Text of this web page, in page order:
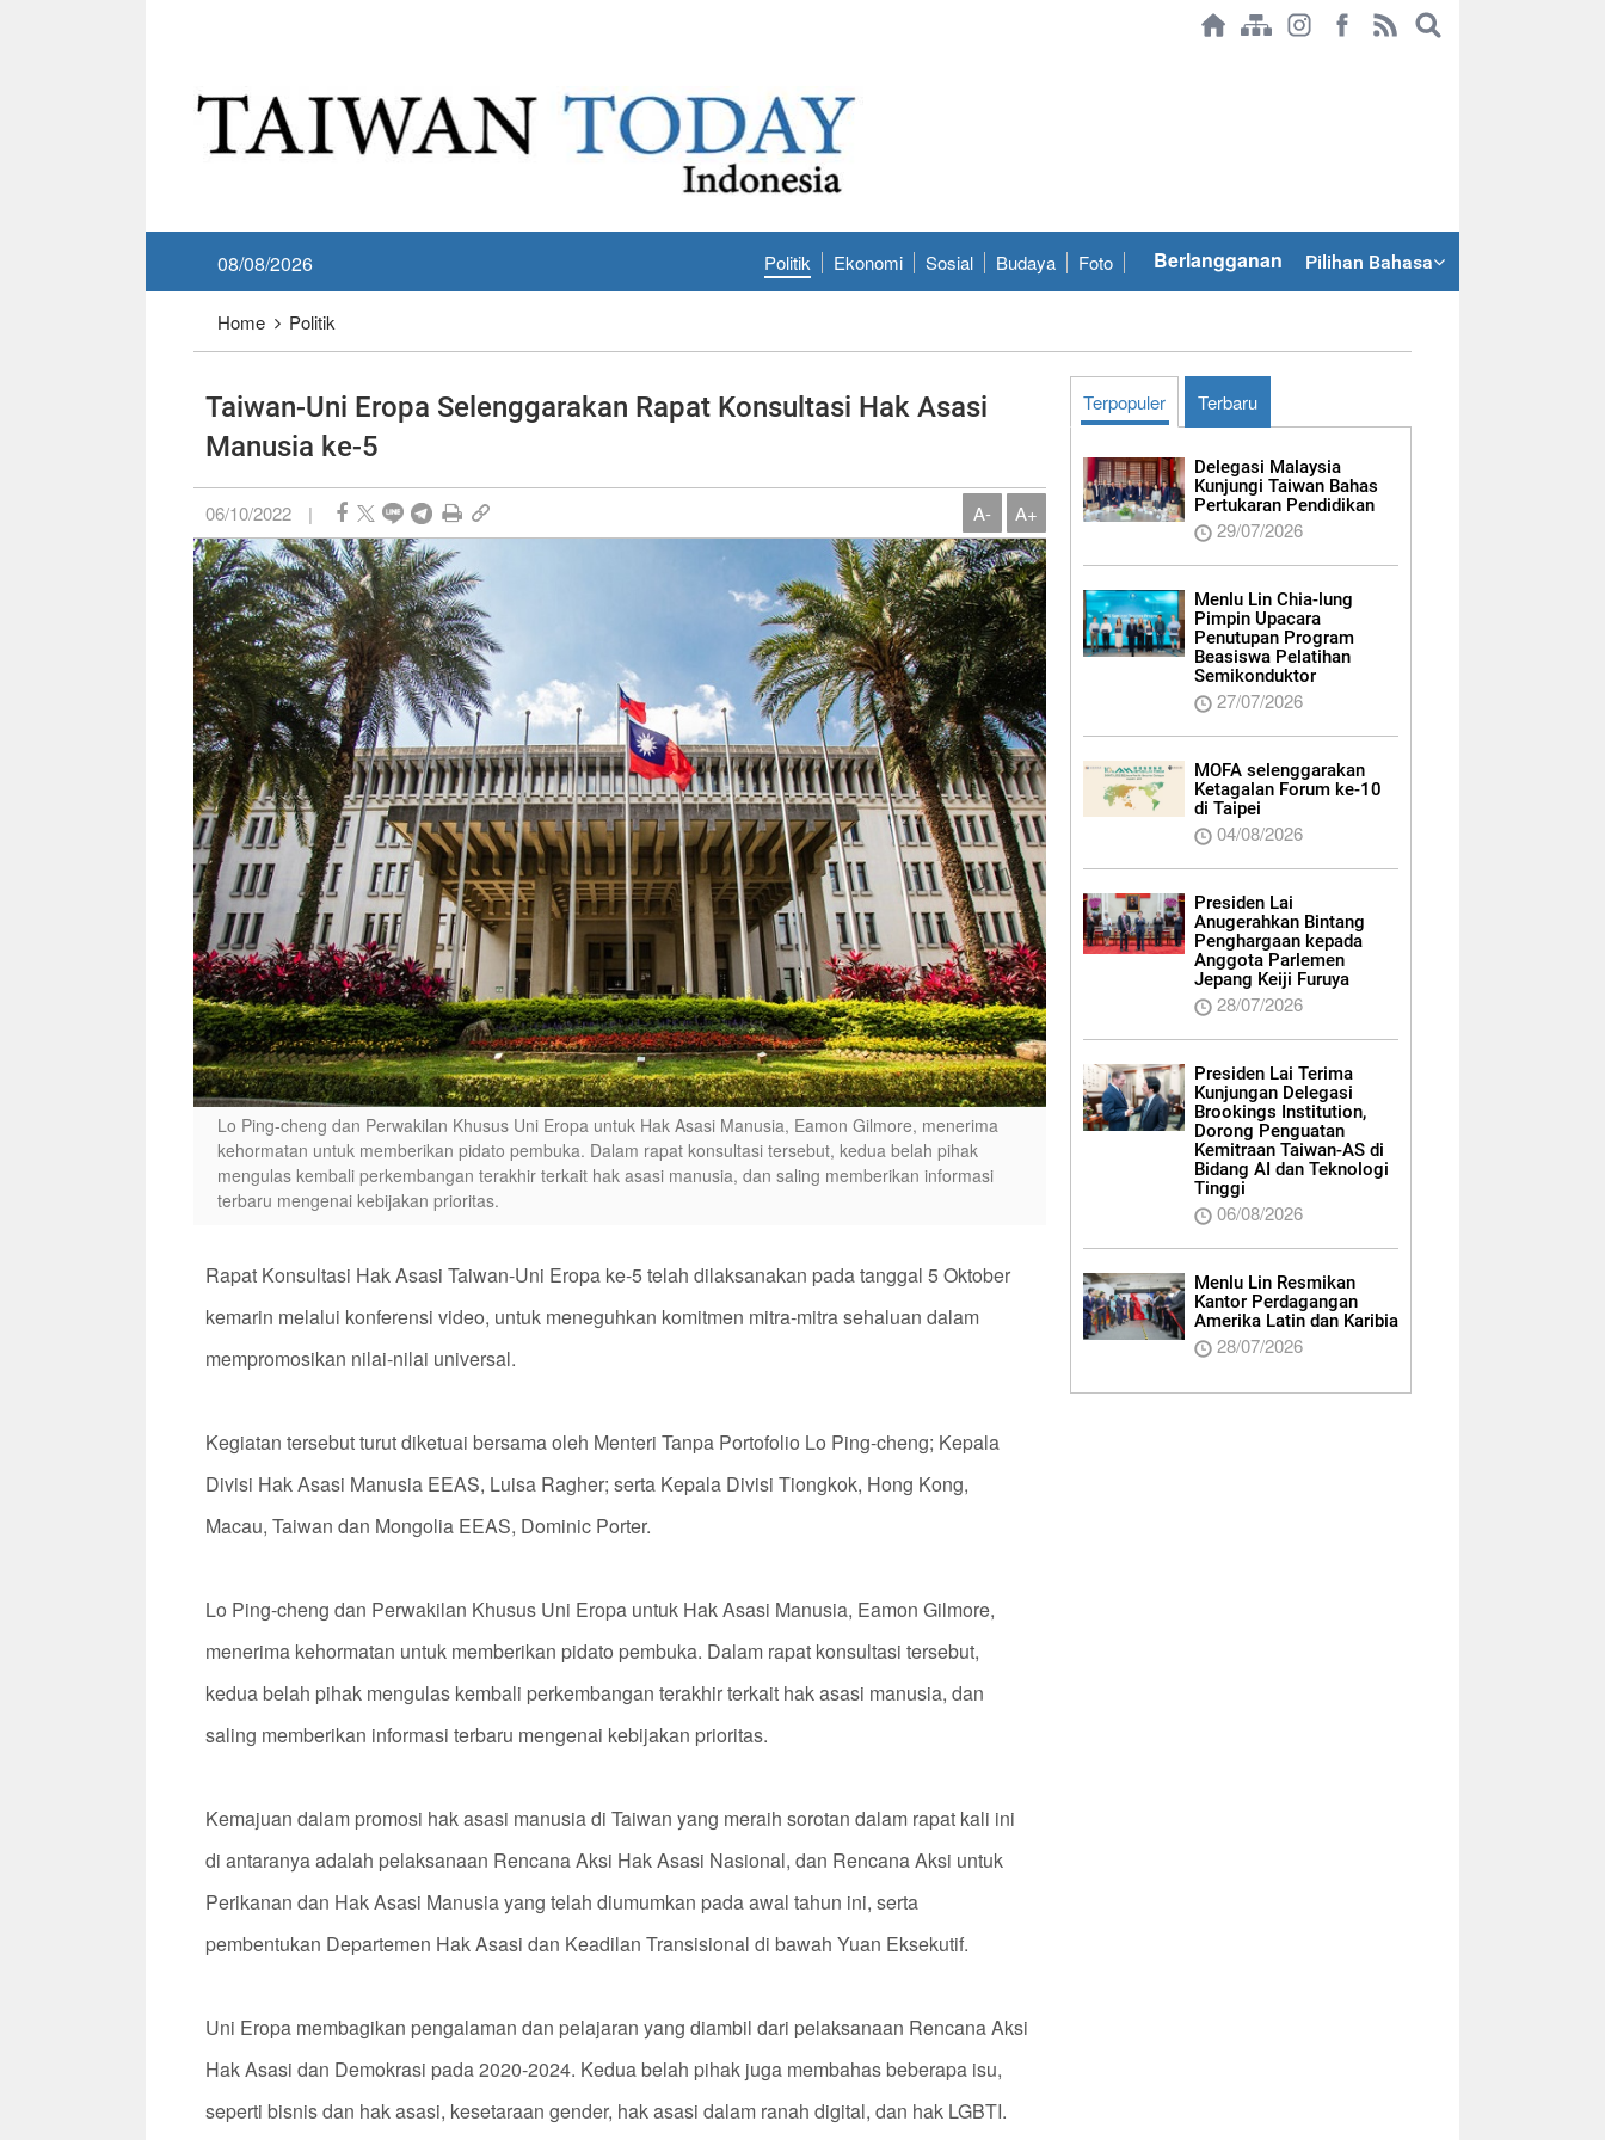
08/08/2026 Berlangganan Pilihan Bahasa
Politik Ekonomi Sosial Budaya Foto
Home Politik
Taiwan-Uni Eropa Selenggarakan Rapat Konsultasi Hak Asasi
Manusia ke-5
06/10/2022 | A- A+
Lo Ping-cheng dan Perwakilan Khusus Uni Eropa untuk Hak Asasi Manusia, Eamon Gilmore, menerima
kehormatan untuk memberikan pidato pembuka. Dalam rapat konsultasi tersebut, kedua belah pihak
mengulas kembali perkembangan terakhir terkait hak asasi manusia, dan saling memberikan informasi
terbaru mengenai kebijakan prioritas.
Rapat Konsultasi Hak Asasi Taiwan-Uni Eropa ke-5 telah dilaksanakan pada tanggal 5 Oktober
kemarin melalui konferensi video, untuk meneguhkan komitmen mitra-mitra sehaluan dalam
mempromosikan nilai-nilai universal.
Kegiatan tersebut turut diketuai bersama oleh Menteri Tanpa Portofolio Lo Ping-cheng; Kepala
Divisi Hak Asasi Manusia EEAS, Luisa Ragher; serta Kepala Divisi Tiongkok, Hong Kong,
Macau, Taiwan dan Mongolia EEAS, Dominic Porter.
Lo Ping-cheng dan Perwakilan Khusus Uni Eropa untuk Hak Asasi Manusia, Eamon Gilmore,
menerima kehormatan untuk memberikan pidato pembuka. Dalam rapat konsultasi tersebut,
kedua belah pihak mengulas kembali perkembangan terakhir terkait hak asasi manusia, dan
saling memberikan informasi terbaru mengenai kebijakan prioritas.
Kemajuan dalam promosi hak asasi manusia di Taiwan yang meraih sorotan dalam rapat kali ini
di antaranya adalah pelaksanaan Rencana Aksi Hak Asasi Nasional, dan Rencana Aksi untuk
Perikanan dan Hak Asasi Manusia yang telah diumumkan pada awal tahun ini, serta
pembentukan Departemen Hak Asasi dan Keadilan Transisional di bawah Yuan Eksekutif.
Uni Eropa membagikan pengalaman dan pelajaran yang diambil dari pelaksanaan Rencana Aksi
Hak Asasi dan Demokrasi pada 2020-2024. Kedua belah pihak juga membahas beberapa isu,
seperti bisnis dan hak asasi, kesetaraan gender, hak asasi dalam ranah digital, dan hak LGBTI.
Terpopuler Terbaru
Delegasi Malaysia
Kunjungi Taiwan Bahas
Pertukaran Pendidikan
29/07/2026
Menlu Lin Chia-lung
Pimpin Upacara
Penutupan Program
Beasiswa Pelatihan
Semikonduktor
27/07/2026
MOFA selenggarakan
Ketagalan Forum ke-10
di Taipei
04/08/2026
Presiden Lai
Anugerahkan Bintang
Penghargaan kepada
Anggota Parlemen
Jepang Keiji Furuya
28/07/2026
Presiden Lai Terima
Kunjungan Delegasi
Brookings Institution,
Dorong Penguatan
Kemitraan Taiwan-AS di
Bidang AI dan Teknologi
Tinggi
06/08/2026
Menlu Lin Resmikan
Kantor Perdagangan
Amerika Latin dan Karibia
28/07/2026